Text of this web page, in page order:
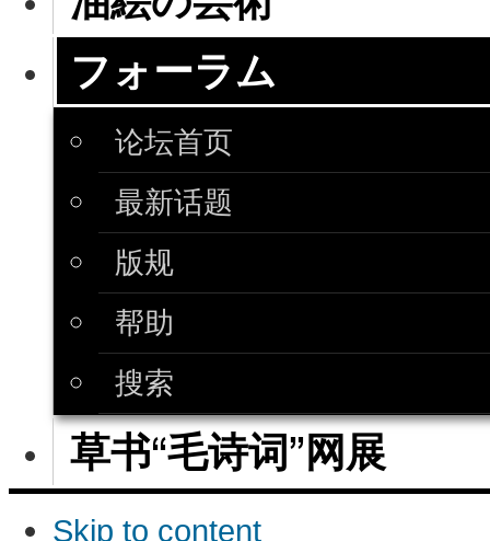
フォーラム
论坛首页
最新话题
版规
帮助
搜索
草书“毛诗词”网展
Skip to content